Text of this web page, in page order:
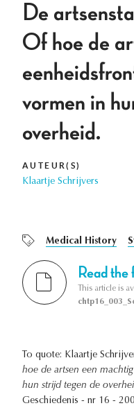
De
Of hoe de
vormen in
overheid.
AUTEUR(S)
Klaartje Schrijvers
Medical History
Read
This article is
To quote: Klaartje
hoe de artsen een
hun strijd tegen de
Geschiedenis - nr 16 -